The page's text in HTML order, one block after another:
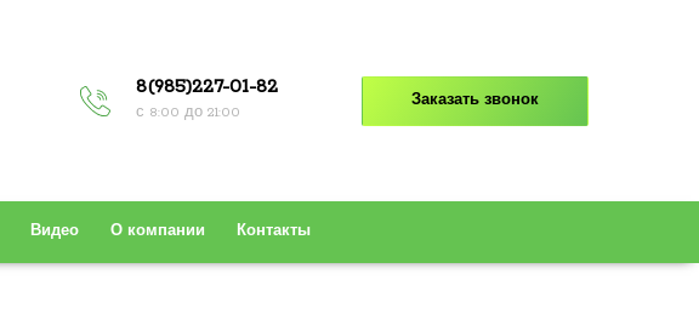
8(985)227-01-82
с 8:00 до 21:00
Заказать звонок
Видео О компании Контакты